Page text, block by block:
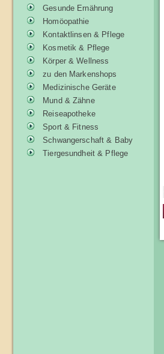
Gesunde Ernährung
Homöopathie
Kontaktlinsen & Pflege
Kosmetik & Pflege
Körper & Wellness
zu den Markenshops
Medizinische Geräte
Mund & Zähne
Reiseapotheke
Sport & Fitness
Schwangerschaft & Baby
Tiergesundheit & Pflege